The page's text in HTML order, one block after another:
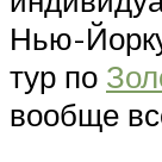
Нью-
тур по
вообще